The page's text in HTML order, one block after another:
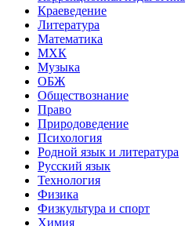
Краеведение
Литература
Математика
МХК
Музыка
ОБЖ
Обществознание
Право
Природоведение
Психология
Родной язык и литература
Русский язык
Технология
Физика
Физкультура и спорт
Химия